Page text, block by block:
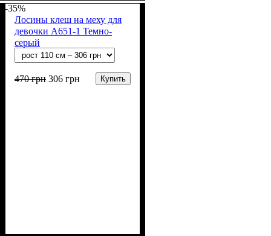
Белый, Коричневый,
Оранжевый, Розовый,
Синий, Фиолетовый,
Чёрный
-35%
Лосины клеш на меху для
девочки А651-1 Темно-
серый
470грн 306 грн Купить